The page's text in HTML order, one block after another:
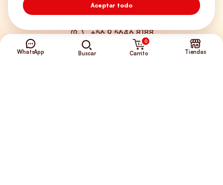
+56 9 5646 8188
WhatsApp Buscar
0
Carrito Tiendas
Aceptar todo